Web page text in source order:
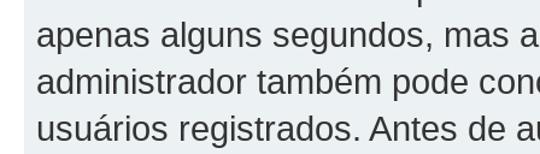
apenas alguns segundos, mas
administrador também pode
usuários registrados. Antes de